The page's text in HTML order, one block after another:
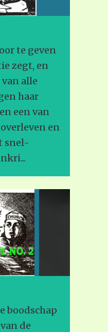
te geven
zegt, en
alle
haar
een van
en
snel-
boodschap
de